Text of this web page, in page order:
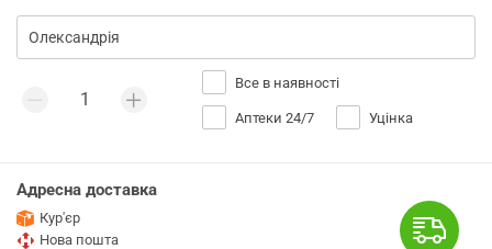
Все в наявності
Аптеки 24/7 Уцінка
Адресна доставка
Кур'єр
Нова пошта